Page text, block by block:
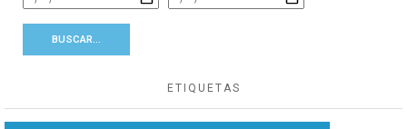
ETIQUETAS